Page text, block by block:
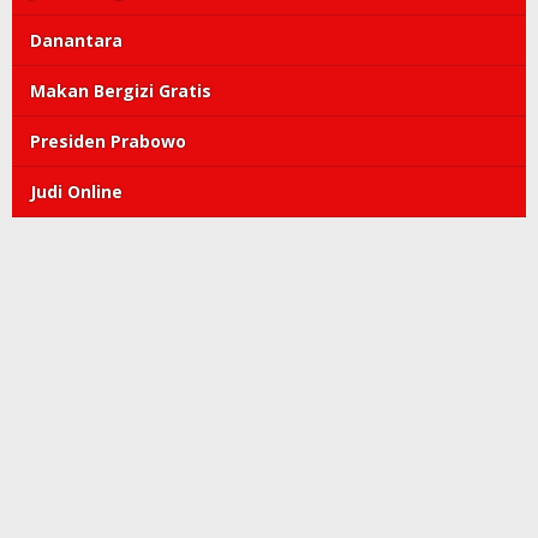
Danantara
Makan Bergizi Gratis
Presiden Prabowo
Judi Online